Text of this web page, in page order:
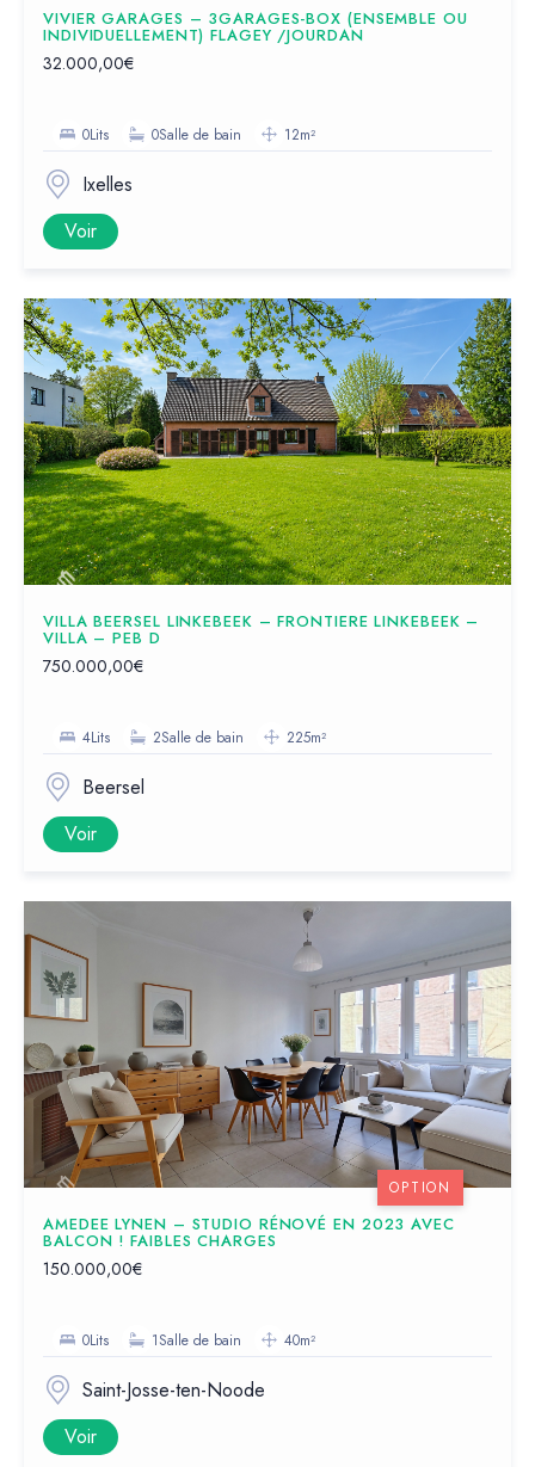
VIVIER GARAGES – 3GARAGES-BOX (ENSEMBLE OU
INDIVIDUELLEMENT) FLAGEY /JOURDAN
32.000,00€
0Lits 0Salle de bain 12m²
Ixelles
Voir
VILLA BEERSEL LINKEBEEK – FRONTIERE LINKEBEEK –
VILLA – PEB D
750.000,00€
4Lits 2Salle de bain 225m²
Beersel
Voir
AMEDEE LYNEN – STUDIO RÉNOVÉ EN 2023 AVEC
BALCON ! FAIBLES CHARGES
150.000,00€
0Lits 1Salle de bain 40m²
Saint-Josse-ten-Noode
Voir
OPTION